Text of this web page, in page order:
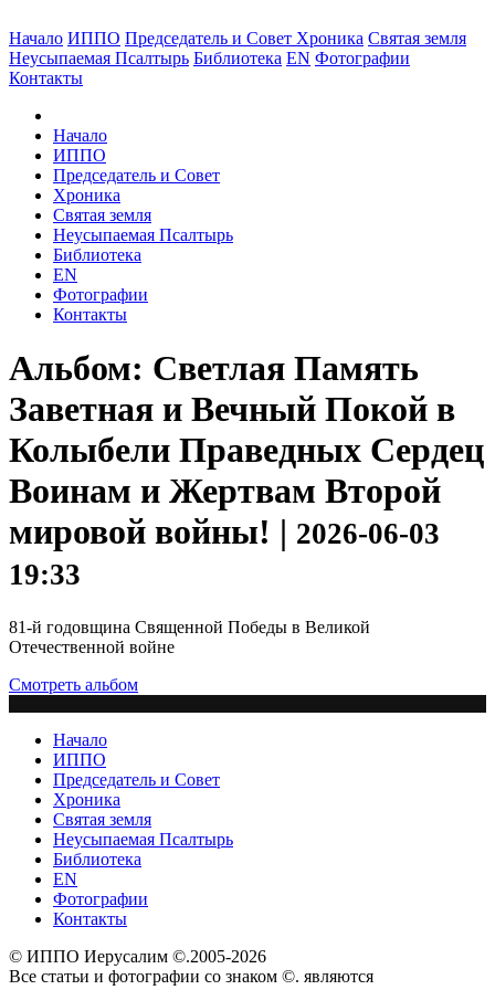
Начало ИППО Председатель и Совет Хроника Святая земля
Неусыпаемая Псалтырь Библиотека EN Фотографии
Контакты
Начало
ИППО
Председатель и Совет
Хроника
Святая земля
Неусыпаемая Псалтырь
Библиотека
EN
Фотографии
Контакты
Альбом: Светлая Память
Заветная и Вечный Покой в
Колыбели Праведных Сердец
Воинам и Жертвам Второй
мировой войны! | 2026-06-03
19:33
81-й годовщина Священной Победы в Великой
Отечественной войне
Смотреть альбом
Начало
ИППО
Председатель и Совет
Хроника
Святая земля
Неусыпаемая Псалтырь
Библиотека
EN
Фотографии
Контакты
© ИППО Иерусалим ©.2005-2026
Все статьи и фотографии со знаком ©. являются